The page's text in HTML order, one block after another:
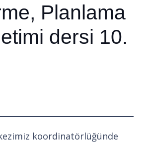
Planlama
dersi 10.
koordinatörlüğünde